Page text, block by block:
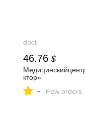
doct
46.76 $
ктор»
- Few orders